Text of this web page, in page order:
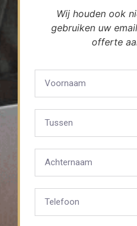
Wij houden ook
gebruiken uw
offerte